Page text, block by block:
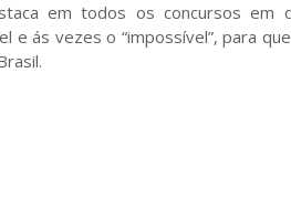
em todos os concursos em
e ás vezes o “impossível”, para